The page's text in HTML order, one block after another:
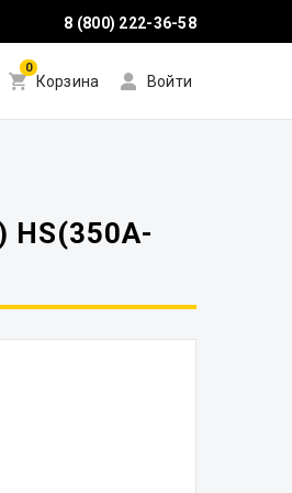
8 (800) 222-36-58
0
Корзина Войти